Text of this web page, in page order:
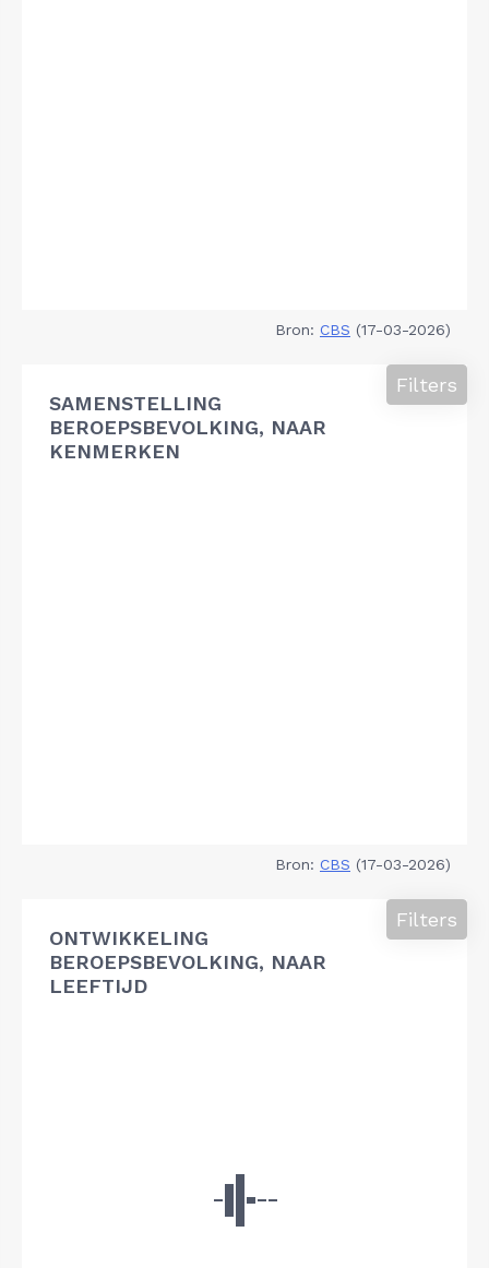
Bron: CBS (17-03-2026)
SAMENSTELLING
BEROEPSBEVOLKING, NAAR
KENMERKEN
Filters
Bron: CBS (17-03-2026)
ONTWIKKELING
BEROEPSBEVOLKING, NAAR
LEEFTIJD
Filters